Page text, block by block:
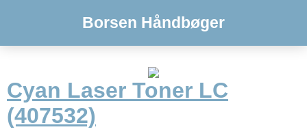
Borsen Håndbøger
Cyan Laser Toner LC
(407532)